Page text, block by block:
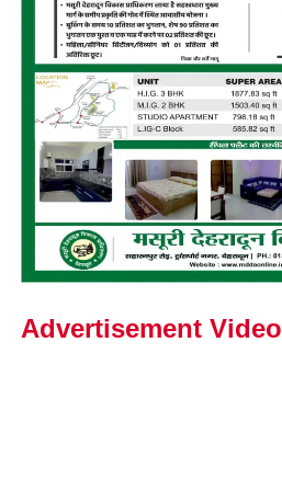
Advertisement Video